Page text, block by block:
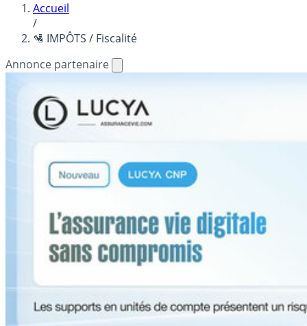
Accueil
/
🛂 IMPÔTS / Fiscalité
Annonce partenaire